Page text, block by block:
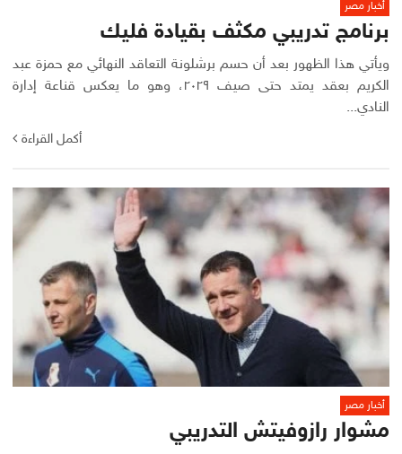
أخبار مصر
برنامج تدريبي مكثف بقيادة فليك
ويأتي هذا الظهور بعد أن حسم برشلونة التعاقد النهائي مع حمزة عبد
الكريم بعقد يمتد حتى صيف ٢٠٢٩، وهو ما يعكس قناعة إدارة
النادي...
أكمل القراءة
أخبار مصر
مشوار رازوفيتش التدريبي